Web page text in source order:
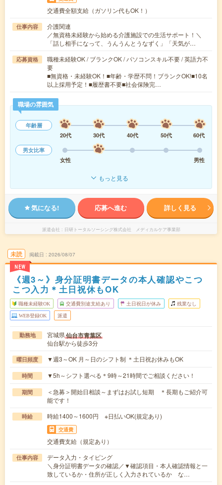
交通費全額支給（ガソリン代もOK！）
仕事内容
介護関連
／無資格未経験から始める介護施設での生活サポート！＼
「話し相手になって、うんうんとうなずく」「天気が…
応募資格
職種未経験OK / ブランクOK / パソコンスキル不要 / 英語力不
要
■無資格・未経験OK！■年齢・学歴不問！ブランクOK!■10名
以上採用予定！■履歴書不要■社会保険完…
職場の雰囲気
年齢層
20代
30代 40代 50代
60代
男女比率
女性
男性
もっと見る
気になる! 応募へ進む 詳しく見る
派遣会社 日研トータルソーシング株式会社 メディカルケア事業部
未読
NEW
掲載日 2026/08/07
《週3～》身分証明書データの本人確認やこつ
こつ入力＊土日祝休もOK
職種未経験OK 交通費別途支給あり 土日祝日が休み 残業なし
WEB登録OK 派遣
勤務地 宮城県仙台市青葉区
仙台駅から徒歩3分
曜日頻度 ▼週3～OK 月～日のシフト制 ＊土日祝お休みもOK
時間 ▼5h～シフト選べる＊9時～21時間でご相談ください！
期間
＜急募＞開始日相談～まずはお試し短期 ＊長期もご紹介可
能です！
時給 時給1400～1600円 ※日払いOK(規定あり)
交通費
交通費支給（規定あり）
仕事内容
データ入力・タイピング
＼身分証明書データの確認／▼確認項目・本人確認情報と一
致しているか・住所が正しく入力されているか な…